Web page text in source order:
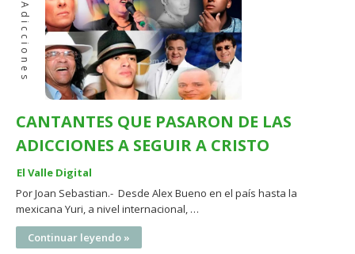
Adicciones
CANTANTES QUE PASARON DE LAS
ADICCIONES A SEGUIR A CRISTO
El Valle Digital
Por Joan Sebastian.- Desde Alex Bueno en el país hasta la
mexicana Yuri, a nivel internacional, …
Continuar leyendo »